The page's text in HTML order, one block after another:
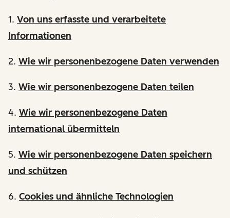
1. Von uns erfasste und verarbeitete
Informationen
2. Wie wir personenbezogene Daten verwenden
3. Wie wir personenbezogene Daten teilen
4. Wie wir personenbezogene Daten
international übermitteln
5. Wie wir personenbezogene Daten speichern
und schützen
6. Cookies und ähnliche Technologien